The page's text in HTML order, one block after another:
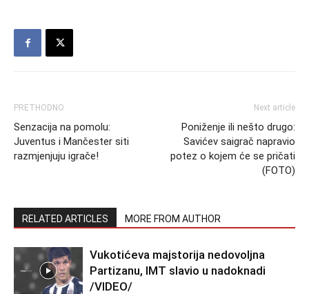
PRETHODNO
Senzacija na pomolu:
Juventus i Mančester siti
razmjenjuju igrače!
Next article
Poniženje ili nešto drugo:
Savićev saigrač napravio
potez o kojem će se pričati
(FOTO)
RELATED ARTICLES MORE FROM AUTHOR
Vukotićeva majstorija nedovoljna
Partizanu, IMT slavio u nadoknadi
/VIDEO/